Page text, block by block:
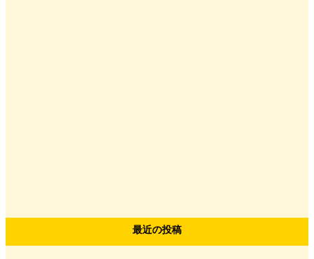
最近の投稿